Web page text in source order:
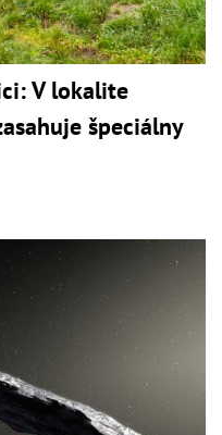
V lokalite
špeciálny